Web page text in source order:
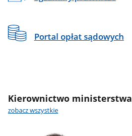
Portal opłat sądowych
Kierownictwo ministerstwa
zobacz wszystkie